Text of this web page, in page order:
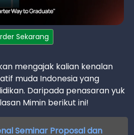
Sekarang
mengajak kalian kenalan
muda Indonesia yang
Daripada penasaran yuk
Mimin berikut ini!
Seminar Proposal dan